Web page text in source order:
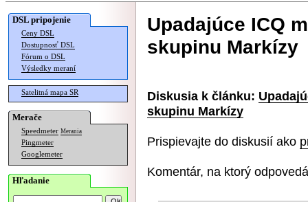
DSL pripojenie
Ceny DSL
Dostupnosť DSL
Fórum o DSL
Výsledky meraní
Satelitná mapa SR
Merače
Speedmeter Merania
Pingmeter
Googlemeter
Hľadanie
Upadajúce ICQ
skupinu Markízy
Diskusia k článku:
skupinu Markízy
Prispievajte do diskusií ako
Komentár, na ktorý